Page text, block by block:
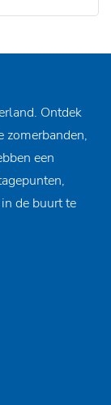
Ontdek
zomerbanden,
een
de buurt te